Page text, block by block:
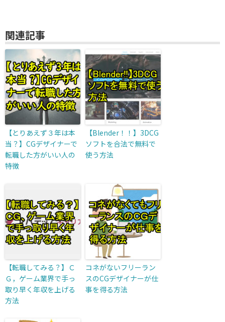
関連記事
【とりあえず３年は本
当？】CGデザイナーで
転職した方がいい人の
特徴
【Blender！！】3DCG
ソフトを合法で無料で
使う方法
【転職してみる？】Ｃ
Ｇ，ゲーム業界で手っ
取り早く年収を上げる
方法
コネがないフリーラン
スのCGデザイナーが仕
事を得る方法